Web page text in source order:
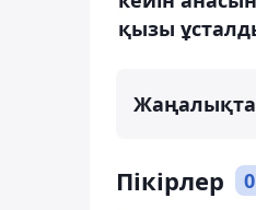
қызы
Пікірлер 0